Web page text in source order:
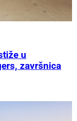
u
završnica